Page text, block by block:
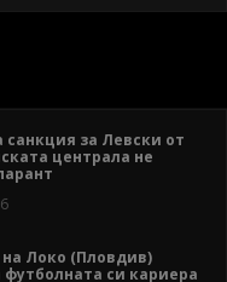
санкция за Левски от
централа не
Локо (Пловдив)
си кариера